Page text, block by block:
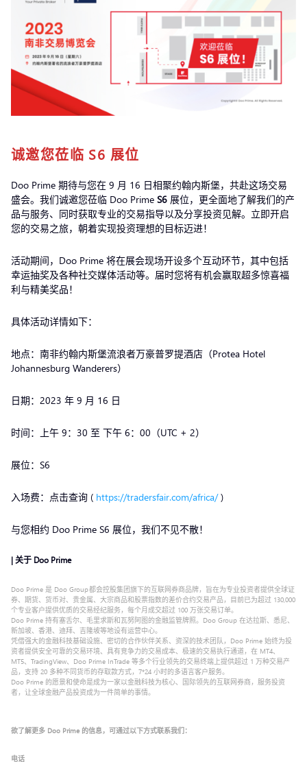
诚邀您莅临 S6 展位
Doo Prime 期待与您在 9 月 16 日相聚约翰内斯堡，共赴这场交易
盛会。我们诚邀您莅临 Doo Prime S6 展位，更全面地了解我们的产
品与服务、同时获取专业的交易指导以及分享投资见解。立即开启
您的交易之旅，朝着实现投资理想的目标迈进！
活动期间，Doo Prime 将在展会现场开设多个互动环节，其中包括
幸运抽奖及各种社交媒体活动等。届时您将有机会赢取超多惊喜福
利与精美奖品！
具体活动详情如下：
地点：南非约翰内斯堡流浪者万豪普罗提酒店（Protea Hotel
Johannesburg Wanderers）
日期：2023 年 9 月 16 日
时间：上午 9：30 至 下午 6：00（UTC + 2）
展位：S6
入场费：点击查询 ( https://tradersfair.com/africa/)
与您相约 Doo Prime S6 展位，我们不见不散！
| 关于 Doo Prime
Doo Prime 是 Doo Group 都会控股集团旗下的互联网券商品牌，旨在为专业投资者提供全球证
券、期货、货币对、贵金属、大宗商品和股票指数的差价合约交易产品，目前已为超过 130,000
个专业客户提供优质的交易经纪服务，每个月成交超过 100 万张交易订单。
Doo Prime 持有塞舌尔、毛里求斯和瓦努阿图的金融监管牌照。Doo Group 在达拉斯、悉尼、
新加坡、香港、迪拜、吉隆坡等地设有运营中心。
凭借强大的金融科技基础设施、密切的合作伙伴关系、资深的技术团队，Doo Prime 始终为投
资者提供安全可靠的交易环境、具有竞争力的交易成本、极速的交易执行通道，在 MT4、
MT5、TradingView、Doo Prime InTrade 等多个行业领先的交易终端上提供超过 1 万种交易产
品，支持 20 多种不同货币的存取款方式，7*24 小时的多语言客户服务。
Doo Prime 的愿景和使命是成为一家以金融科技为核心、国际领先的互联网券商，服务投资
者，让全球金融产品投资成为一件简单的事情。
欲了解更多 Doo Prime 的信息，可通过以下方式联系我们 ：
电话